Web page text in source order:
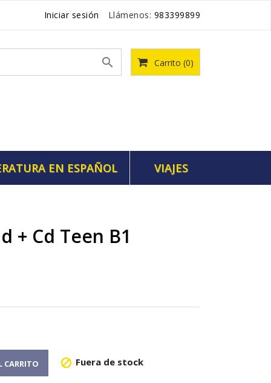
Iniciar sesión Llámenos: 983399899
Carrito (0)

EN ESPAÑOL VIAJES
+ Cd Teen B1
CARRITO  Fuera de stock